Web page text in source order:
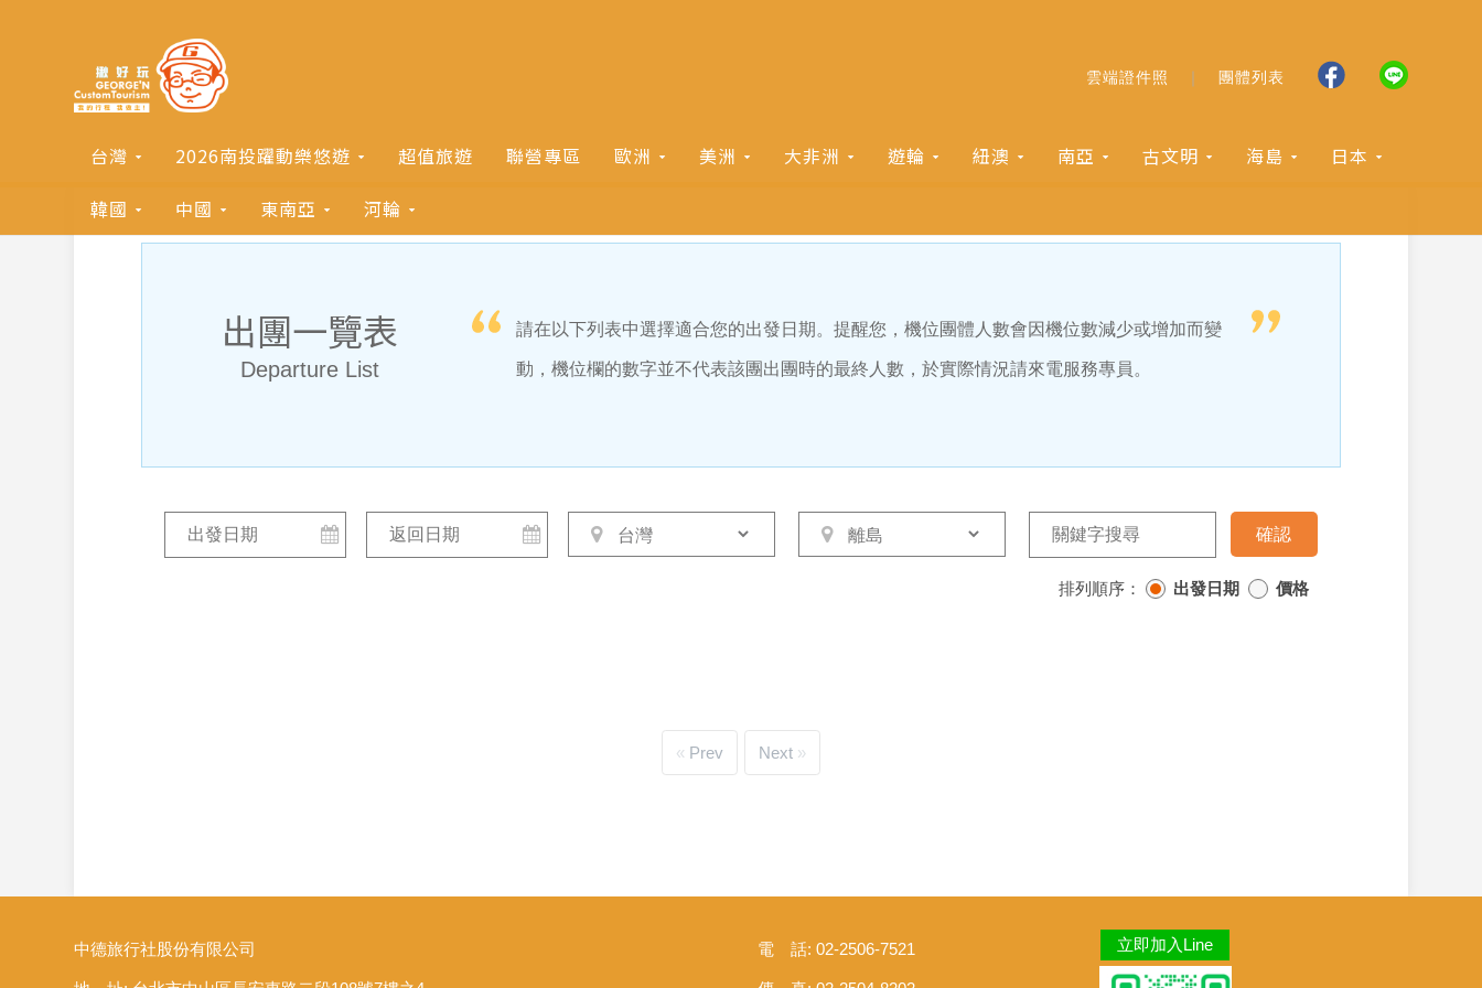
雲端證件照 團體列表
台灣 2026南投躍動樂悠遊 超值旅遊 聯營專區 歐洲 美洲 大非洲 遊輪 紐澳 南亞 古文明 海島
日本
韓國
中國 東南亞 河輪
出團一覽表
Departure List
請在以下列表中選擇適合您的出發日期。提醒您，機位團體人數會因機位數減少或增加而變
動，機位欄的數字並不代表該團出團時的最終人數，於實際情況請來電服務專員。
排列順序： 出發日期 價格
Prev Next
中德旅行社股份有限公司 電 話: 02-2506-7521 立即加入Line